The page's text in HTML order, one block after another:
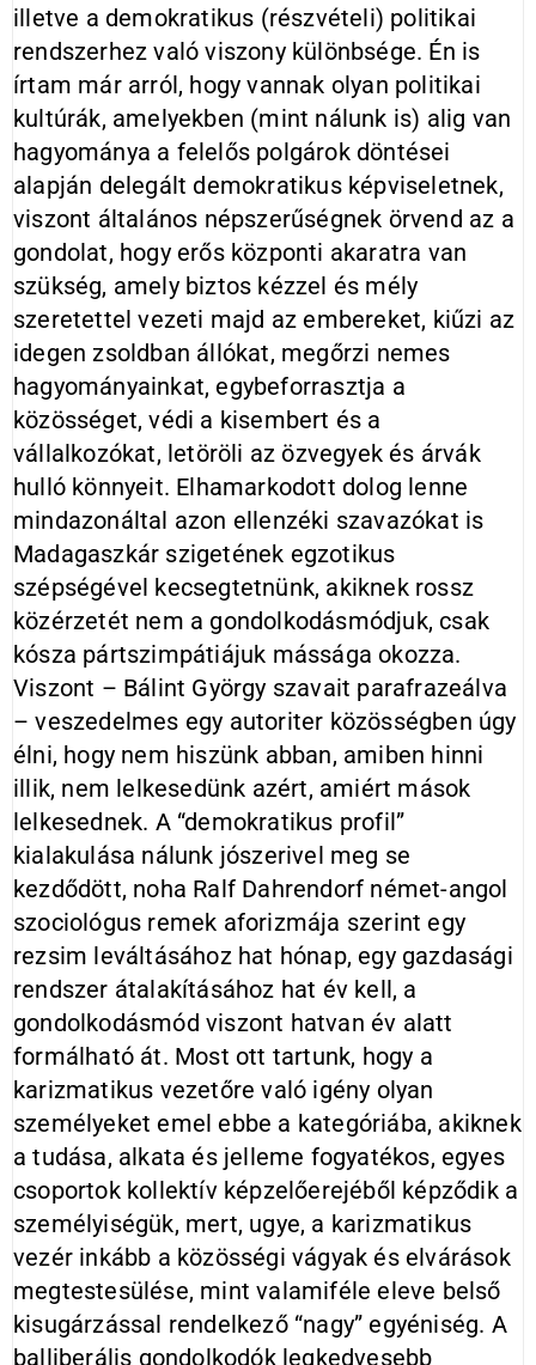
illetve a demokratikus (részvételi) politikai
rendszerhez való viszony különbsége. Én is
írtam már arról, hogy vannak olyan politikai
kultúrák, amelyekben (mint nálunk is) alig van
hagyománya a felelős polgárok döntései
alapján delegált demokratikus képviseletnek,
viszont általános népszerűségnek örvend az a
gondolat, hogy erős központi akaratra van
szükség, amely biztos kézzel és mély
szeretettel vezeti majd az embereket, kiűzi az
idegen zsoldban állókat, megőrzi nemes
hagyományainkat, egybeforrasztja a
közösséget, védi a kisembert és a
vállalkozókat, letöröli az özvegyek és árvák
hulló könnyeit. Elhamarkodott dolog lenne
mindazonáltal azon ellenzéki szavazókat is
Madagaszkár szigetének egzotikus
szépségével kecsegtetnünk, akiknek rossz
közérzetét nem a gondolkodásmódjuk, csak
kósza pártszimpátiájuk mássága okozza.
Viszont – Bálint György szavait parafrazeálva
– veszedelmes egy autoriter közösségben úgy
élni, hogy nem hiszünk abban, amiben hinni
illik, nem lelkesedünk azért, amiért mások
lelkesednek. A “demokratikus profil”
kialakulása nálunk jószerivel meg se
kezdődött, noha Ralf Dahrendorf német-angol
szociológus remek aforizmája szerint egy
rezsim leváltásához hat hónap, egy gazdasági
rendszer átalakításához hat év kell, a
gondolkodásmód viszont hatvan év alatt
formálható át. Most ott tartunk, hogy a
karizmatikus vezetőre való igény olyan
személyeket emel ebbe a kategóriába, akiknek
a tudása, alkata és jelleme fogyatékos, egyes
csoportok kollektív képzelőerejéből képződik a
személyiségük, mert, ugye, a karizmatikus
vezér inkább a közösségi vágyak és elvárások
megtestesülése, mint valamiféle eleve belső
kisugárzással rendelkező “nagy” egyéniség. A
balliberális gondolkodók legkedvesebb